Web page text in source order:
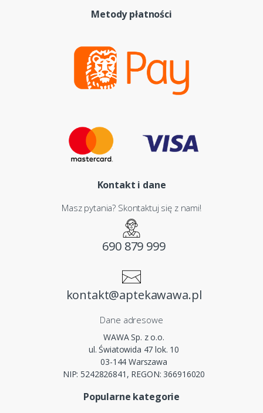
Metody płatności
Kontakt i dane
Masz pytania? Skontaktuj się z nami!
690 879 999
kontakt@aptekawawa.pl
Dane adresowe
WAWA Sp. z o.o.
ul. Światowida 47 lok. 10
03-144 Warszawa
NIP: 5242826841, REGON: 366916020
Popularne kategorie